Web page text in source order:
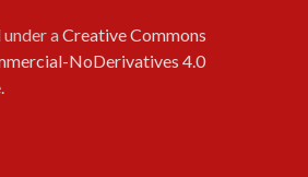
aCreative Commons
NoDerivatives 4.0
.